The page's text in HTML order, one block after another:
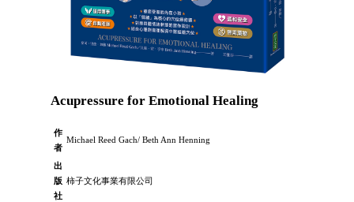
Acupressure for Emotional Healing
作
者
Michael Reed Gach/ Beth Ann Henning
出
版
社
柿子文化事業有限公司